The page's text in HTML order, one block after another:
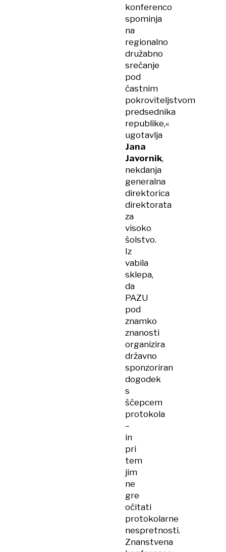
konferenco
spominja
na
regionalno
družabno
srečanje
pod
častnim
pokroviteljstvom
predsednika
republike,«
ugotavlja
Jana
Javornik,
nekdanja
generalna
direktorica
direktorata
za
visoko
šolstvo.
Iz
vabila
sklepa,
da
PAZU
pod
znamko
znanosti
organizira
državno
sponzoriran
dogodek
s
ščepcem
protokola
–
in
pri
tem
jim
ne
gre
očitati
protokolarne
nespretnosti.
Znanstvena